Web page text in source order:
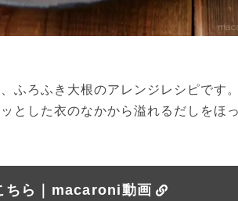
ふろふき大根のアレンジレシピです
とした衣のなかから溢れるだしをほ
ちら｜macaroni動画